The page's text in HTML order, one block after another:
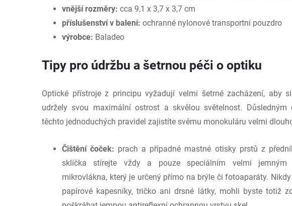
vnější rozměry: cca 9,1 x 3,7 x 3,7 cm
příslušenství v balení: ochranné nylonové transportní pouzdro
výrobce: Baladeo
Tipy pro údržbu a šetrnou péči o optiku
Optické přístroje z principu vyžadují velmi šetrné zacházení, aby
udržely svou maximální ostrost a skvělou světelnost. Důsledným
těchto jednoduchých pravidel zajistíte svému monokuláru velmi
Čištění čoček: prach a případné mastné otisky prstů z
sklíčka stírejte vždy a pouze speciálním velmi jemným
mikrovlákna, který je určený přímo na brýle či fotoaparáty.
papírové kapesníky, tričko ani drsné látky, mohli byste totiž